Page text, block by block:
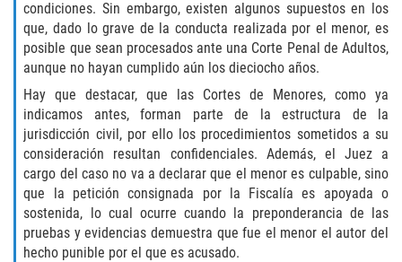
Hurto en Tiendas
Hurto Mayor de Auto
Hurto Menor
Recepción de Propiedad Robada
Robo
Robo 459 PC
condiciones. Sin embargo, existen algunos supuestos en los
que, dado lo grave de la conducta realizada por el menor, es
posible que sean procesados ante una Corte Penal de Adultos,
aunque no hayan cumplido aún los dieciocho años.
Hay que destacar, que las Cortes de Menores, como ya
indicamos antes, forman parte de la estructura de la
jurisdicción civil, por ello los procedimientos sometidos a su
consideración resultan confidenciales. Además, el Juez a
cargo del caso no va a declarar que el menor es culpable, sino
que la petición consignada por la Fiscalía es apoyada o
sostenida, lo cual ocurre cuando la preponderancia de las
pruebas y evidencias demuestra que fue el menor el autor del
hecho punible por el que es acusado.